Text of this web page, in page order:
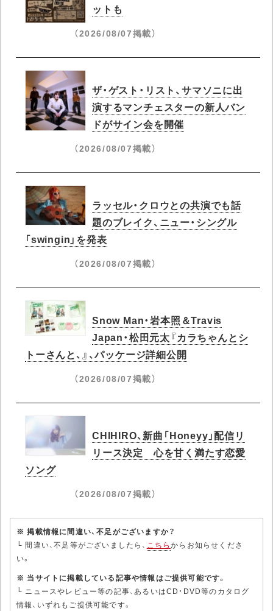
ットも
（2026/08/07掲載）
ザ・ゲスト・リスト、サマソニに出
演するマンチェスターの新人バン
ドがサイン会を開催
（2026/08/07掲載）
ラッセル・クロウとの共演でも話
題のブレイク、ニュー・シングル
「swingin」を発表
（2026/08/07掲載）
Snow Man・岩本照＆Travis
Japan・松田元太『カラちゃんとシ
トーさんと、』、パッケージ詳細公開
（2026/08/07掲載）
CHIHIRO、新曲「Honeyy」配信リ
リース決定 心を甘く満たす恋愛
ソング
（2026/08/07掲載）
※ 掲載情報に間違い、不足がございますか？
└ 間違い、不足等がございましたら、 こちらからお知らせくださ
い。
※ 当サイトに掲載している記事や情報はご提供可能です。
└ ニュースやレビュー等の記事、あるいはCD・DVD等のカタログ
情報、いずれもご提供可能です。